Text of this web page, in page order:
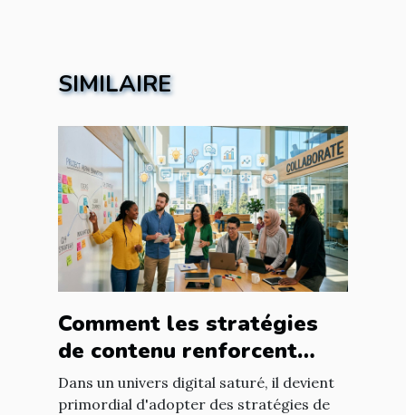
SIMILAIRE
Comment les stratégies
de contenu renforcent
l'engagement client ?
Dans un univers digital saturé, il devient
primordial d'adopter des stratégies de